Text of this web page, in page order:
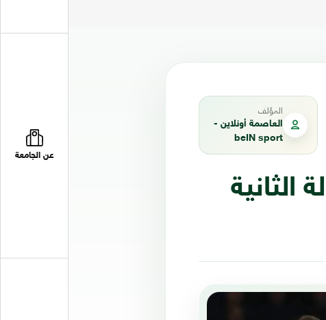
عن الجامعة
المؤلف
العاصمة أونلاين -
beIN sport
الثانية